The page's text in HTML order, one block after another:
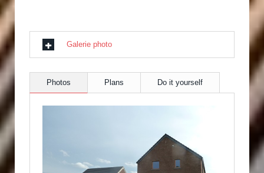
Galerie photo
Photos Plans Do it yourself